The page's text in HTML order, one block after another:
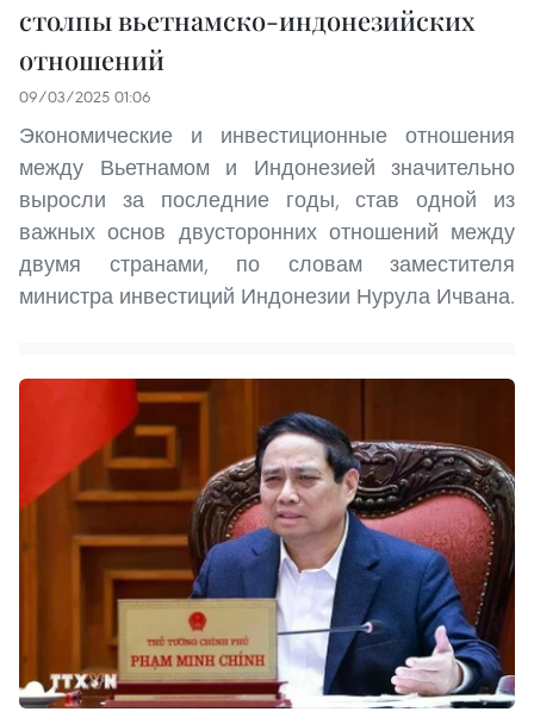
столпы вьетнамско-индонезийских
отношений
09/03/2025 01:06
Экономические и инвестиционные отношения
между Вьетнамом и Индонезией значительно
выросли за последние годы, став одной из
важных основ двусторонних отношений между
двумя странами, по словам заместителя
министра инвестиций Индонезии Нурула Ичвана.